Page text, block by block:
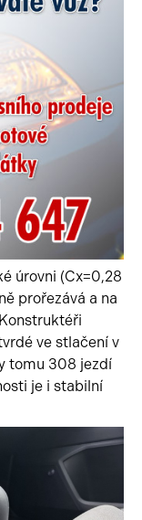
úrovni (Cx=0,28
prořezává a na
ve stlačení v
tomu 308 jezdí
je i stabilní